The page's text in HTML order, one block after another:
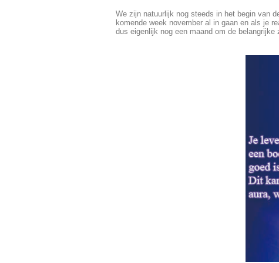
We zijn natuurlijk nog steeds in het begin van
komende week november al in gaan en als je
dus eigenlijk nog een maand om de belangrijke